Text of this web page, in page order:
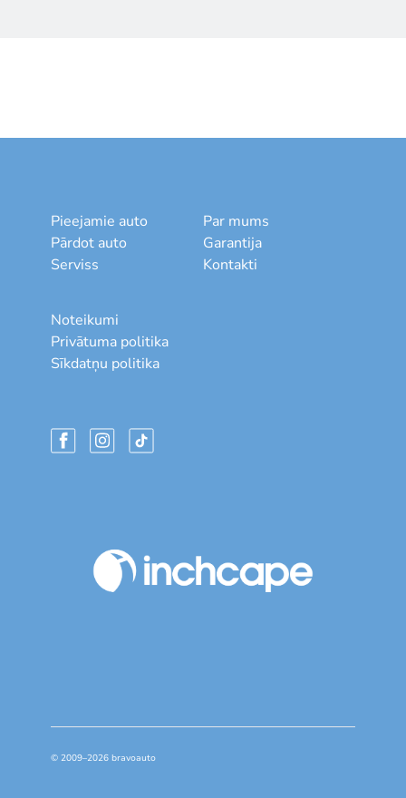
Pieejamie auto
Pārdot auto
Serviss
Par mums
Garantija
Kontakti
Noteikumi
Privātuma politika
Sīkdatņu politika
© 2009–2026 bravoauto